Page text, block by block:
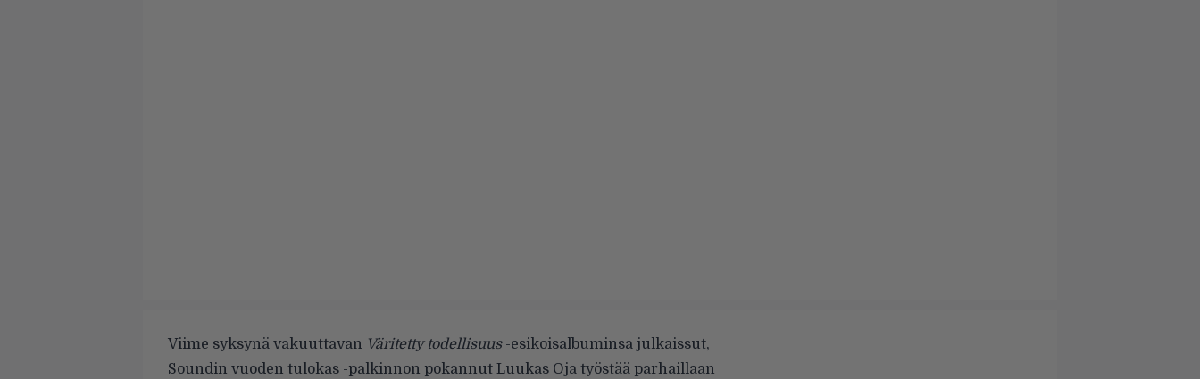
Viime syksynä vakuuttavan Väritetty todellisuus-esikoisalbuminsa julkaissut,
Soundin vuoden tulokas -palkinnon pokannut Luukas Oja työstää parhaillaan